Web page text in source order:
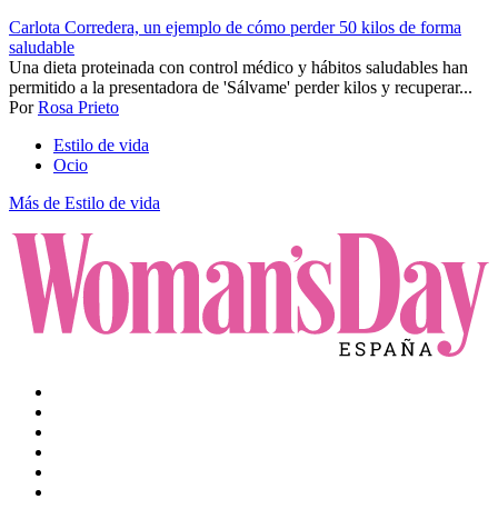
Carlota Corredera, un ejemplo de cómo perder 50 kilos de forma
saludable
​Una dieta proteinada con control médico y hábitos saludables han
permitido a la presentadora de 'Sálvame' perder kilos y recuperar...
PorRosa Prieto
Estilo de vida
Ocio
Más de Estilo de vida